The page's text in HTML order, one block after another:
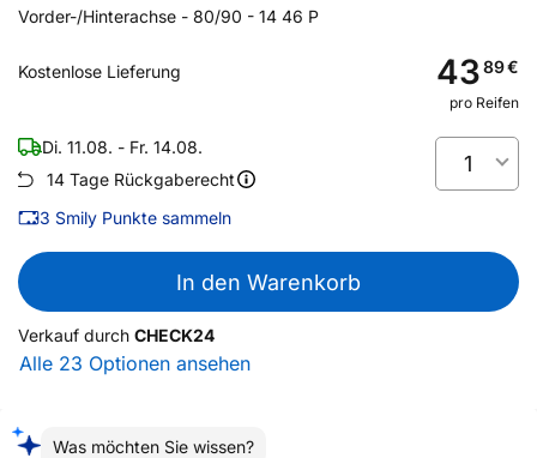
Vorder-/Hinterachse - 80/90 - 14 46 P
Kostenlose Lieferung 4389€
pro Reifen
Di. 11.08. - Fr. 14.08.
14 Tage Rückgaberecht
3 Smily Punkte sammeln
1
In den Warenkorb
Verkauf durch CHECK24
Alle 23 Optionen ansehen
Was möchten Sie wissen?